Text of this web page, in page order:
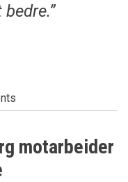
motarbeider